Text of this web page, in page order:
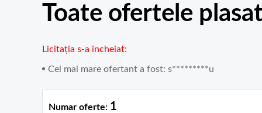
Toate ofertele
Licitația s-a încheiat
Cel mai mare ofertant a fost: s*********u
Numar oferte: 1